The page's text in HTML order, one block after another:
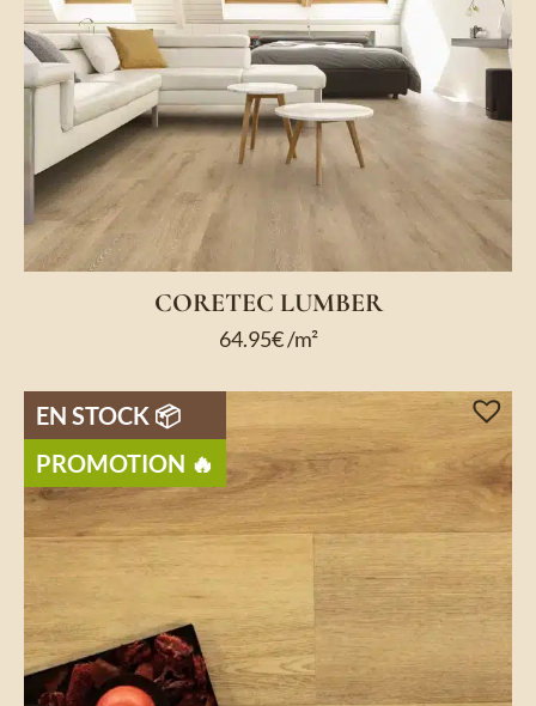
CORETEC LUMBER
64.95€/m²
EN STOCK 📦
PROMOTION 🔥